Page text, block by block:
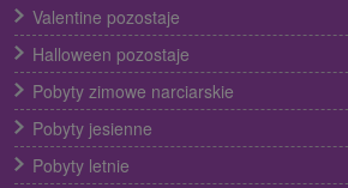
Valentine pozostaje
Halloween pozostaje
Pobyty zimowe narciarskie
Pobyty jesienne
Pobyty letnie